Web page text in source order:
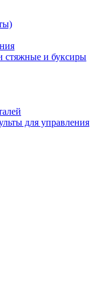
стяжные и буксиры
для управления